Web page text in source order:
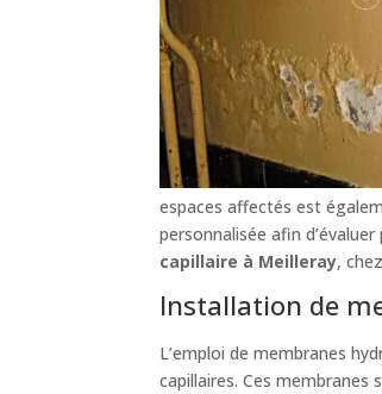
espaces affectés est
personnalisée afin
capillaire à Meilleray,
Installation de
L’emploi de membranes
capillaires. Ces